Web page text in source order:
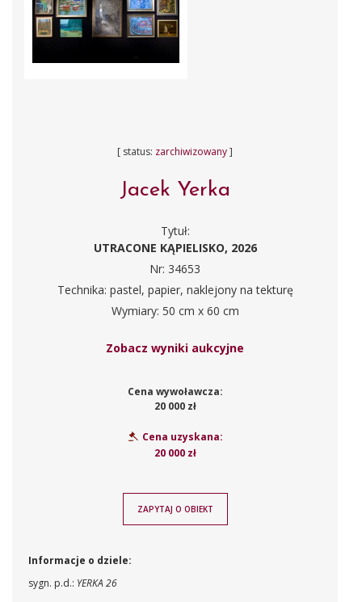
[ status: zarchiwizowany]
Jacek Yerka
Tytuł:
UTRACONE KĄPIELISKO, 2026
Nr: 34653
Technika: pastel, papier, naklejony na tekturę
Wymiary: 50 cm x 60 cm
Zobacz wyniki aukcyjne
Cena wywoławcza:
20 000 zł
Cena uzyskana:
20 000 zł
ZAPYTAJ O OBIEKT
Informacje o dziele:
sygn. p.d.: YERKA 26